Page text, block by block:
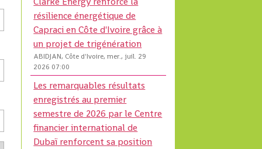
résilience énergétique de
Capraci en Côte d'Ivoire grâce à
un projet de trigénération
ABIDJAN, Côte d'Ivoire, mer., juil. 29
2026 07:00
Les remarquables résultats
enregistrés au premier
semestre de 2026 par le Centre
financier international de
Dubaï renforcent sa position